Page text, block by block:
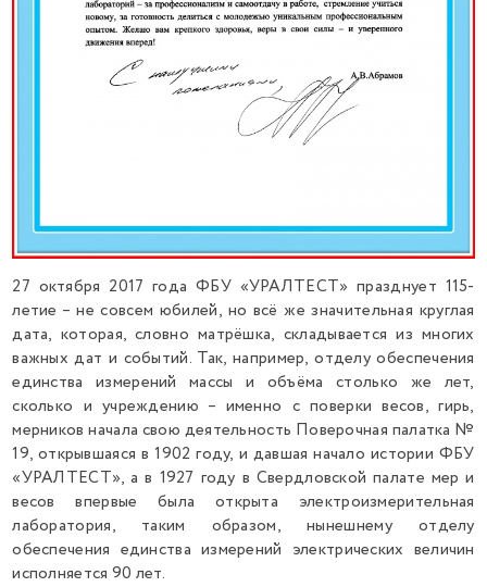
27 октября 2017 года ФБУ «УРАЛТЕСТ» празднует 115-
летие – не совсем юбилей, но всё же значительная круглая
дата, которая, словно матрёшка, складывается из многих
важных дат и событий. Так, например, отделу обеспечения
единства измерений массы и объёма столько же лет,
сколько и учреждению – именно с поверки весов, гирь,
мерников начала свою деятельность Поверочная палатка №
19, открывшаяся в 1902 году, и давшая начало истории ФБУ
«УРАЛТЕСТ», а в 1927 году в Свердловской палате мер и
весов впервые была открыта электроизмерительная
лаборатория, таким образом, нынешнему отделу
обеспечения единства измерений электрических величин
исполняется 90 лет.